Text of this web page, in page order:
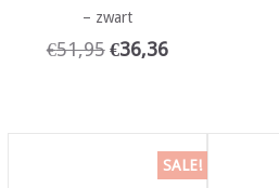
– zwart
€51,95 €36,36
SALE!